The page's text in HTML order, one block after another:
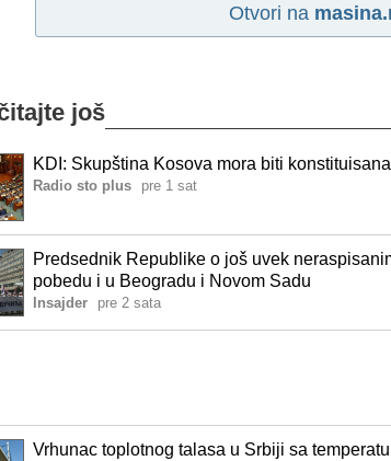
Otvori na
još
KDI: Skupština Kosova mora biti
Radio sto plus pre 1 sat
Predsednik Republike o još uvek
pobedu i u Beogradu i Novom Sadu
Insajder pre 2 sata
Vrhunac toplotnog talasa u Srbiji sa